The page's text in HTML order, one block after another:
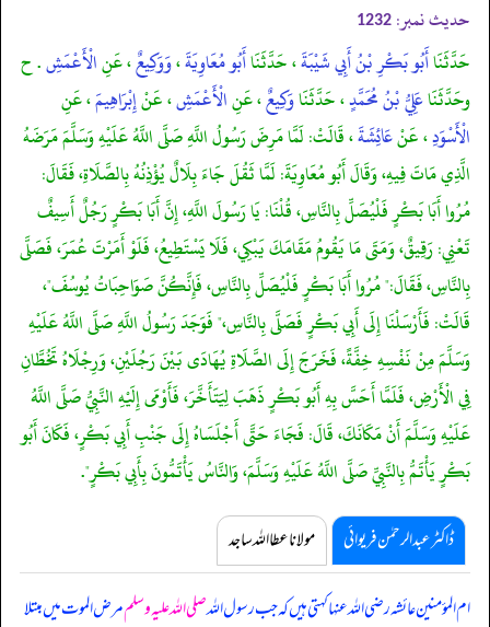
حدیث نمبر: 1232
حَدَّثَنَاأَبُو بَكْرِ بْنُ أَبِي شَيْبَةَ، حَدَّثَنَاأَبُو مُعَاوِيَةَ،وَوَكِيعٌ، عَنِالْأَعْمَشِ. ح
وحَدَّثَنَاعَلِيُّ بْنُ مُحَمَّدٍ، حَدَّثَنَاوَكِيعٌ، عَنِالْأَعْمَشِ، عَنْإِبْرَاهِيمَ، عَنِ
الْأَسْوَدِ، عَنْعَائِشَةَ، قَالَتْ: لَمَّا مَرِضَ رَسُولُ اللَّهِ صَلَّى اللَّهُ عَلَيْهِ وَسَلَّمَ مَرَضَهُ
الَّذِي مَاتَ فِيهِ، وَقَالَ أَبُو مُعَاوِيَةَ: لَمَّا ثَقُلَ جَاءَ بِلَالٌ يُؤْذِنُهُ بِالصَّلَاةِ، فَقَالَ:
مُرُوا أَبَا بَكْرٍ فَلْيُصَلِّ بِالنَّاسِ، قُلْنَا: يَا رَسُولَ اللَّهِ، إِنَّ أَبَا بَكْرٍ رَجُلٌ أَسِيفٌ
تَعْنِي: رَقِيقٌ، وَمَتَى مَا يَقُومُ مَقَامَكَ يَبْكِي، فَلَا يَسْتَطِيعُ، فَلَوْ أَمَرْتَ عُمَرَ، فَصَلَّى
بِالنَّاسِ، فَقَالَ:" مُرُوا أَبَا بَكْرٍ فَلْيُصَلِّ بِالنَّاسِ، فَإِنَّكُنَّ صَوَاحِبَاتُ يُوسُفَ"،
قَالَتْ: فَأَرْسَلْنَا إِلَى أَبِي بَكْرٍ فَصَلَّى بِالنَّاسِ،" فَوَجَدَ رَسُولُ اللَّهِ صَلَّى اللَّهُ عَلَيْهِ
وَسَلَّمَ مِنْ نَفْسِهِ خِفَّةً، فَخَرَجَ إِلَى الصَّلَاةِ يُهَادَى بَيْنَ رَجُلَيْنِ، وَرِجْلَاهُ تَخُطَّانِ
فِي الْأَرْضِ، فَلَمَّا أَحَسَّ بِهِ أَبُو بَكْرٍ ذَهَبَ لِيَتَأَخَّرَ، فَأَوْمَى إِلَيْهِ النَّبِيُّ صَلَّى اللَّهُ
عَلَيْهِ وَسَلَّمَ أَنْ مَكَانَكَ، قَالَ: فَجَاءَ حَتَّى أَجْلَسَاهُ إِلَى جَنْبِ أَبِي بَكْرٍ، فَكَانَ أَبُو
بَكْرٍ يَأْتَمُّ بِالنَّبِيِّ صَلَّى اللَّهُ عَلَيْهِ وَسَلَّمَ، وَالنَّاسُ يَأْتَمُّونَ بِأَبِي بَكْرٍ".
ڈاکٹر عبدالرحمٰن فریوائی مولانا عطا اللہ ساجد
ام المؤمنین عائشہ رضی اللہ عنہا کہتی ہیں کہجب رسول اللہصلی اللہ علیہ وسلممرض الموت میں مبتلا